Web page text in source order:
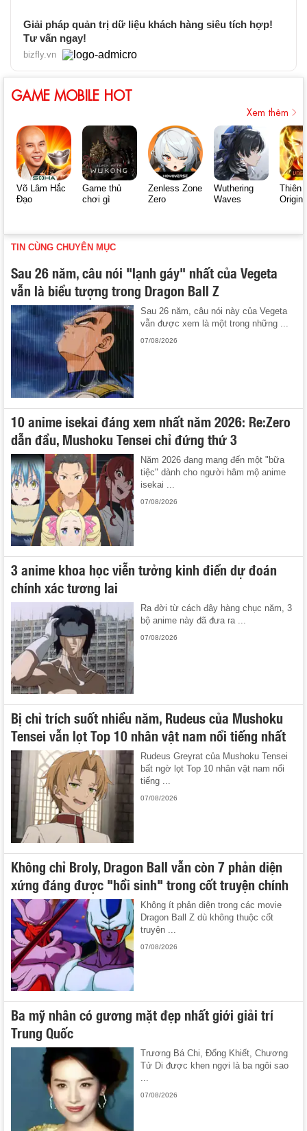
Giải pháp quản trị dữ liệu khách hàng siêu tích hợp!
Tư vấn ngay!
bizfly.vn
GAME MOBILE HOT
Xem thêm
Võ Lâm Hắc
Đạo
Game thủ
chơi gì
Zenless Zone
Zero
Wuthering
Waves
Thiên
Origin
TIN CÙNG CHUYÊN MỤC
Sau 26 năm, câu nói "lạnh gáy" nhất của Vegeta
vẫn là biểu tượng trong Dragon Ball Z
Sau 26 năm, câu nói này của Vegeta
vẫn được xem là một trong những ...
07/08/2026
10 anime isekai đáng xem nhất năm 2026: Re:Zero
dẫn đầu, Mushoku Tensei chỉ đứng thứ 3
Năm 2026 đang mang đến một "bữa
tiệc" dành cho người hâm mộ anime
isekai ...
07/08/2026
3 anime khoa học viễn tưởng kinh điển dự đoán
chính xác tương lai
Ra đời từ cách đây hàng chục năm, 3
bộ anime này đã đưa ra ...
07/08/2026
Bị chỉ trích suốt nhiều năm, Rudeus của Mushoku
Tensei vẫn lọt Top 10 nhân vật nam nổi tiếng nhất
Rudeus Greyrat của Mushoku Tensei
bất ngờ lọt Top 10 nhân vật nam nổi
tiếng ...
07/08/2026
Không chỉ Broly, Dragon Ball vẫn còn 7 phản diện
xứng đáng được "hồi sinh" trong cốt truyện chính
Không ít phản diện trong các movie
Dragon Ball Z dù không thuộc cốt
truyện ...
07/08/2026
Ba mỹ nhân có gương mặt đẹp nhất giới giải trí
Trung Quốc
Trương Bá Chi, Đổng Khiết, Chương
Tử Di được khen ngợi là ba ngôi sao
...
07/08/2026